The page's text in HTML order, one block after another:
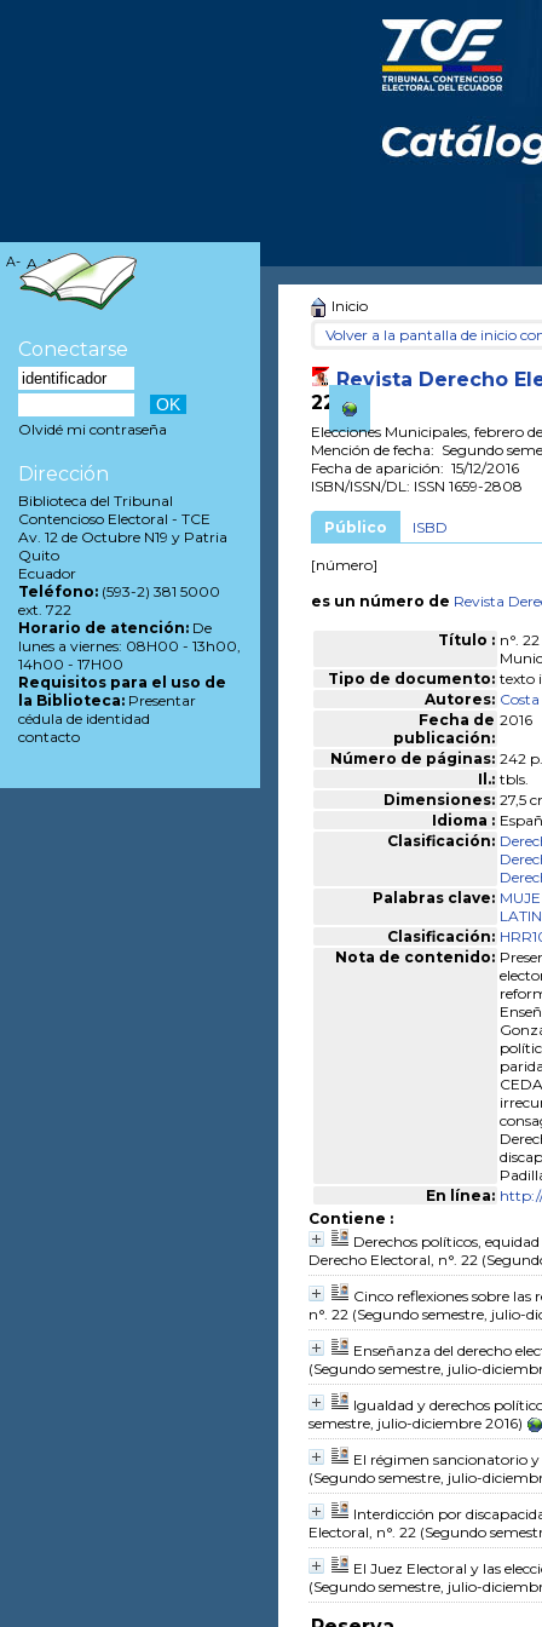
Inicio
Volver a la pantalla de inicio
Revista Derecho
22
Elecciones Municipales, febrero
Mención de fecha: Segundo
Fecha de aparición: 15/12/2016
ISBN/ISSN/DL: ISSN 1659-2808
Público ISBD
[número]
es un número de Revista
Título : n°.
Tipo de documento: texto
Autores:
Fecha de
publicación:
2016
Número de páginas: 242 p.
Il.: tbls.
Dimensiones: 27,5
Idioma :
Clasificación:
Palabras clave:
Clasificación:
Nota de contenido:
En línea:
Contiene :
Derechos políticos,
Derecho Electoral, n°. 22
Cinco reflexiones sobre
n°. 22 (Segundo semestre, julio-
Enseñanza del derecho
(Segundo semestre, julio-
Igualdad y derechos
semestre, julio-diciembre 2016)
El régimen sancionatorio
(Segundo semestre, julio-
Interdicción por
Electoral, n°. 22 (Segundo
El Juez Electoral y las
(Segundo semestre, julio-
A- A A+
Conectarse
Olvidé mi contraseña
Dirección
Biblioteca del Tribunal
Contencioso Electoral - TCE
Av. 12 de Octubre N19 y Patria
Quito
Ecuador
Teléfono: (593-2) 381 5000
ext. 722
Horario de atención: De
lunes a viernes: 08H00 - 13h00,
14h00 - 17H00
Requisitos para el uso de
la Biblioteca: Presentar
cédula de identidad
contacto